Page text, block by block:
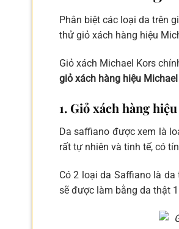
Phân biệt các loại da trên
thử giỏ xách hàng hiệu
Giỏ xách Michael Kors
giỏ xách hàng hiệu
1. Giỏ xách hàng
Da saffiano được xem là
rất tự nhiên và tinh tế, có
Có 2 loại da Saffiano là
sẽ được làm bằng da thật